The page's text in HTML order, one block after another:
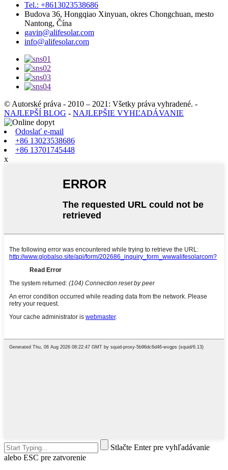
Tel.: +8613023538686
Budova 36, ​​Hongqiao Xinyuan, okres Chongchuan, mesto
Nantong, Čína
gavin@alifesolar.com
info@alifesolar.com
© Autorské práva - 2010 – 2021: Všetky práva vyhradené. -
NAJLEPŠÍ BLOG - NAJLEPŠIE VYHĽADÁVANIE
Odoslať e-mail
+86 13023538686
+86 13701745448
x
Stlačte Enter pre vyhľadávanie
alebo ESC pre zatvorenie